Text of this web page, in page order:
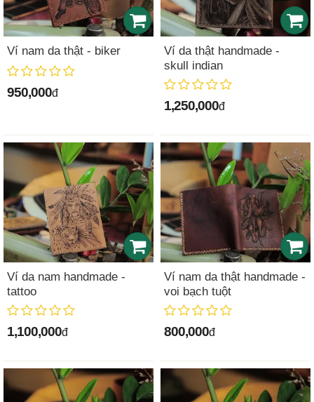
Ví nam da thật - biker
950,000đ
Ví da thật handmade -
skull indian
1,250,000đ
Ví da nam handmade -
tattoo
1,100,000đ
Ví nam da thật handmade -
voi bạch tuột
800,000đ